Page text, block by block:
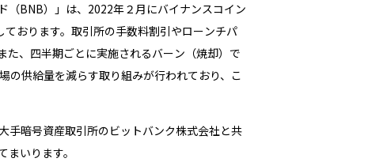
BNB）」は、2022年２月にバイナンスコイン
おります。取引所の手数料割引やローンチパ
た、四半期ごとに実施されるバーン（焼却）で
供給量を減らす取り組みが行われており、こ
暗号資産取引所のビットバンク株式会社と共
いります。